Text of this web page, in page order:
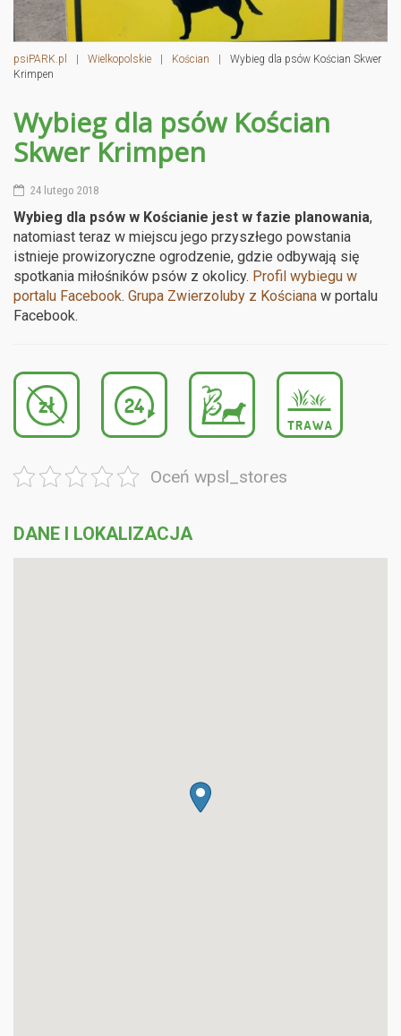
psiPARK.pl | Wielkopolskie | Kościan |
Wybieg dla psów Kościan Skwer
Krimpen
Wybieg dla psów Kościan
Skwer Krimpen
24 lutego 2018
Wybieg dla psów w Kościanie jest w fazie planowania,
natomiast teraz w miejscu jego przyszłego powstania
istnieje prowizoryczne ogrodzenie, gdzie odbywają się
spotkania miłośników psów z okolicy. Profil wybiegu w
portalu Facebook. Grupa Zwierzoluby z Kościana w portalu
Facebook.
Oceń wpsl_stores
DANE I LOKALIZACJA